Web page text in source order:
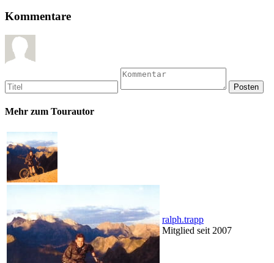
Kommentare
Mehr zum Tourautor
ralph.trapp
Mitglied seit 2007